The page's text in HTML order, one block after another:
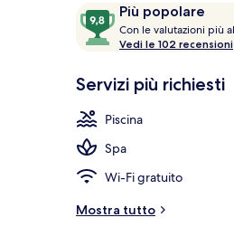
RecensioniPiù popolare
9,8
su
10,
popolare
Con le valutazioni più
Vedi le 102 recensioni
Servizi più richiesti
Piscina
Spa
Wi-Fi gratuito
Mostra tutto